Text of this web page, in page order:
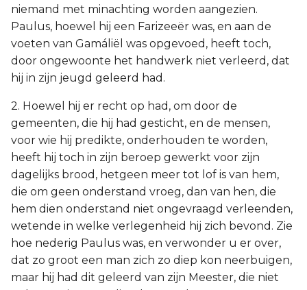
niemand met minachting worden aangezien.
Paulus, hoewel hij een Farizeeër was, en aan de
voeten van Gamáliël was opgevoed, heeft toch,
door ongewoonte het handwerk niet verleerd, dat
hij in zijn jeugd geleerd had.
2. Hoewel hij er recht op had, om door de
gemeenten, die hij had gesticht, en de mensen,
voor wie hij predikte, onderhouden te worden,
heeft hij toch in zijn beroep gewerkt voor zijn
dagelijks brood, hetgeen meer tot lof is van hem,
die om geen onderstand vroeg, dan van hen, die
hem dien onderstand niet ongevraagd verleenden,
wetende in welke verlegenheid hij zich bevond. Zie
hoe nederig Paulus was, en verwonder u er over,
dat zo groot een man zich zo diep kon neerbuigen,
maar hij had dit geleerd van zijn Meester, die niet